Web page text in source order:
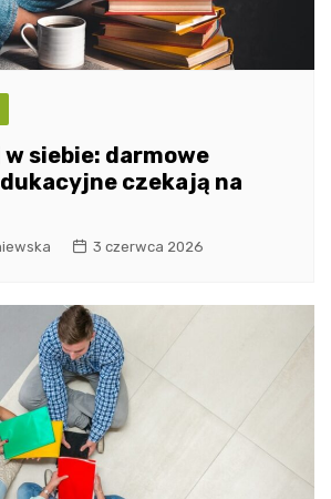
siebie: darmowe
czekają na
3 czerwca 2026